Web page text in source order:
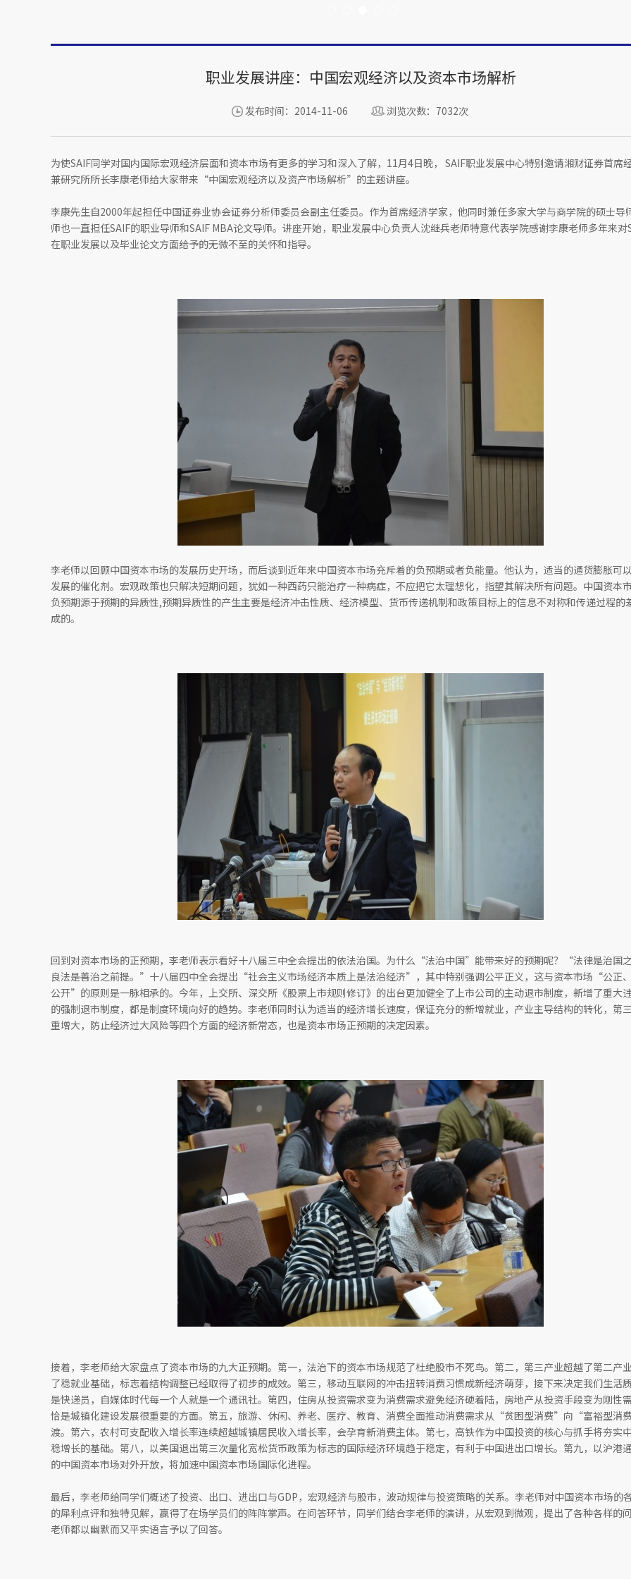
职业发展讲座：中国宏观经济以及资本市场解析
发布时间：2014-11-06 浏览次数：7032次
为使SAIF同学对国内国际宏观经济层面和资本市场有更多的学习和深入了解，11月4日晚， SAIF职业发展中心特别邀请湘财证券首席
兼研究所所长李康老师给大家带来“中国宏观经济以及资产市场解析”的主题讲座。
李康先生自2000年起担任中国证券业协会证券分析师委员会副主任委员。作为首席经济学家，他同时兼任多家大学与商学院的硕士导
师也一直担任SAIF的职业导师和SAIF MBA论文导师。讲座开始，职业发展中心负责人沈继兵老师特意代表学院感谢李康老师多年来对
在职业发展以及毕业论文方面给予的无微不至的关怀和指导。
李老师以回顾中国资本市场的发展历史开场，而后谈到近年来中国资本市场充斥着的负预期或者负能量。他认为，适当的通货膨胀可
发展的催化剂。宏观政策也只解决短期问题，犹如一种西药只能治疗一种病症，不应把它太理想化，指望其解决所有问题。中国资本
负预期源于预期的异质性,预期异质性的产生主要是经济冲击性质、经济模型、货币传递机制和政策目标上的信息不对称和传递过程的
成的。
回到对资本市场的正预期，李老师表示看好十八届三中全会提出的依法治国。为什么“法治中国”能带来好的预期呢？“法律是治国之
良法是善治之前提。”十八届四中全会提出“社会主义市场经济本质上是法治经济”，其中特别强调公平正义，这与资本市场“公正、
公开”的原则是一脉相承的。今年，上交所、深交所《股票上市规则修订》的出台更加健全了上市公司的主动退市制度，新增了重大
的强制退市制度，都是制度环境向好的趋势。李老师同时认为适当的经济增长速度，保证充分的新增就业，产业主导结构的转化，第
重增大，防止经济过大风险等四个方面的经济新常态，也是资本市场正预期的决定因素。
接着，李老师给大家盘点了资本市场的九大正预期。第一，法治下的资本市场规范了杜绝股市不死鸟。第二，第三产业超越了第二产
了稳就业基础，标志着结构调整已经取得了初步的成效。第三，移动互联网的冲击扭转消费习惯成新经济萌芽，接下来决定我们生活
是快递员，自媒体时代每一个人就是一个通讯社。第四，住房从投资需求变为消费需求避免经济硬着陆，房地产从投资手段变为刚性
恰是城镇化建设发展很重要的方面。第五，旅游、休闲、养老、医疗、教育、消费全面推动消费需求从“贫困型消费”向“富裕型消
渡。第六，农村可支配收入增长率连续超越城镇居民收入增长率，会孕育新消费主体。第七，高铁作为中国投资的核心与抓手将夯实
稳增长的基础。第八，以美国退出第三次量化宽松货币政策为标志的国际经济环境趋于稳定，有利于中国进出口增长。第九，以沪港
的中国资本市场对外开放，将加速中国资本市场国际化进程。
最后，李老师给同学们概述了投资、出口、进出口与GDP，宏观经济与股市，波动规律与投资策略的关系。李老师对中国资本市场的
的犀利点评和独特见解，赢得了在场学员们的阵阵掌声。在问答环节，同学们结合李老师的演讲，从宏观到微观，提出了各种各样的
老师都以幽默而又平实语言予以了回答。